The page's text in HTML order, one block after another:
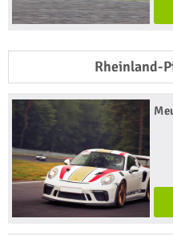
Rheinland-